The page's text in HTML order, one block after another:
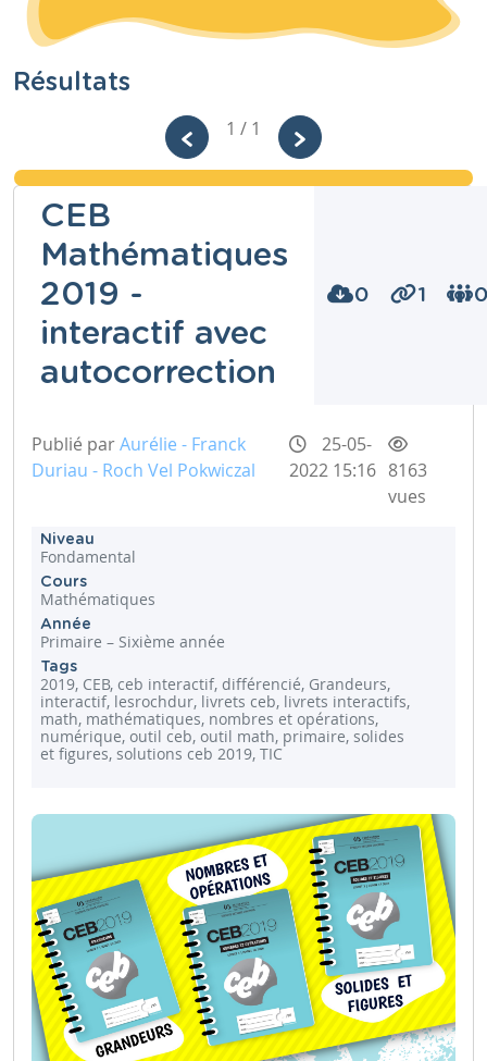
Résultats
1 / 1
CEB
Mathématiques
2019 -
interactif avec
autocorrection
0 1 0
Publié parAurélie - Franck
Duriau - Roch Vel Pokwiczal
25-05-
2022 15:16 8163
vues
Niveau
Fondamental
Cours
Mathématiques
Année
Primaire – Sixième année
Tags
2019, CEB, ceb interactif, différencié, Grandeurs,
interactif, lesrochdur, livrets ceb, livrets interactifs,
math, mathématiques, nombres et opérations,
numérique, outil ceb, outil math, primaire, solides
et figures, solutions ceb 2019, TIC